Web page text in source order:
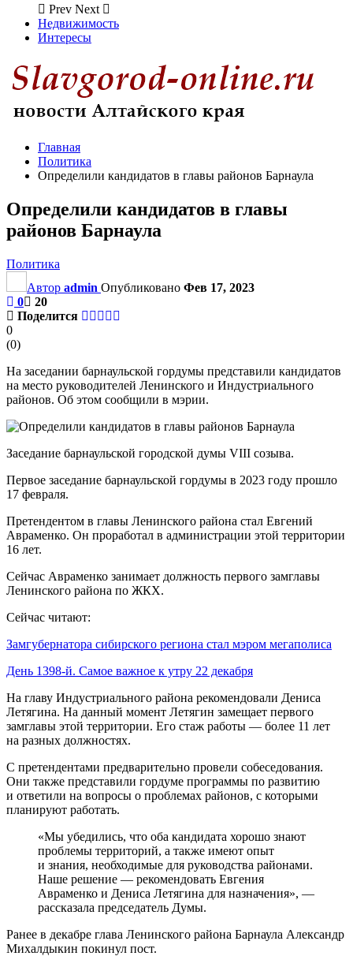
Prev Next
Недвижимость
Интересы
Главная
Политика
Определили кандидатов в главы районов Барнаула
Определили кандидатов в главы
районов Барнаула
Политика
Автор admin Опубликовано Фев 17, 2023
0
20
Поделится
0
(0)
На заседании барнаульской гордумы представили кандидатов
на место руководителей Ленинского и Индустриального
районов. Об этом сообщили в мэрии.
Заседание барнаульской городской думы VIII созыва.
Первое заседание барнаульской гордумы в 2023 году прошло
17 февраля.
Претендентом в главы Ленинского района стал Евгений
Авраменко. Он проработал в администрации этой территории
16 лет.
Сейчас Авраменко занимает должность первого замглавы
Ленинского района по ЖКХ.
Сейчас читают:
Замгубернатора сибирского региона стал мэром мегаполиса
День 1398-й. Самое важное к утру 22 декабря
На главу Индустриального района рекомендовали Дениса
Летягина. На данный момент Летягин замещает первого
замглавы этой территории. Его стаж работы — более 11 лет
на разных должностях.
С претендентами предварительно провели собеседования.
Они также представили гордуме программы по развитию
и ответили на вопросы о проблемах районов, с которыми
планируют работать.
«Мы убедились, что оба кандидата хорошо знают
проблемы территорий, а также имеют опыт
и знания, необходимые для руководства районами.
Наше решение — рекомендовать Евгения
Авраменко и Дениса Летягина для назначения», —
рассказала председатель Думы.
Ранее в декабре глава Ленинского района Барнаула Александр
Михалдыкин покинул пост.